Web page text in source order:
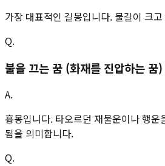
가장 대표적인 길몽입니다. 불길이 크
Q.
불을 끄는 꿈 (화재를 진압하는 꿈)
A.
흉몽입니다. 타오르던 재물운이나 행
됨을 의미합니다.
Q.